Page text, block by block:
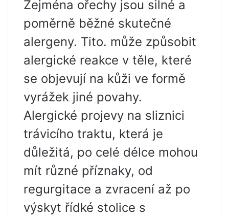
Zejména ořechy jsou silné a
poměrně běžné skutečné
alergeny. Tito. může způsobit
alergické reakce v těle, které
se objevují na kůži ve formě
vyrážek jiné povahy.
Alergické projevy na sliznici
trávicího traktu, která je
důležitá, po celé délce mohou
mít různé příznaky, od
regurgitace a zvracení až po
výskyt řídké stolice s